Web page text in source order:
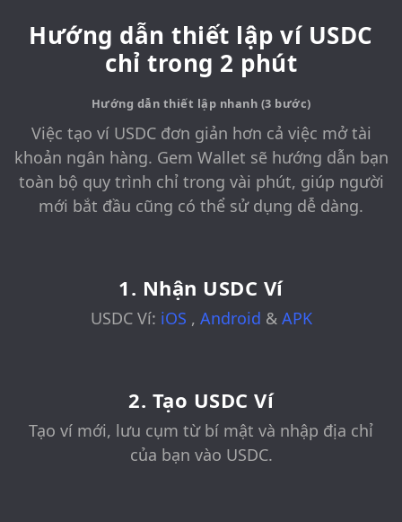
Hướng dẫn thiết lập ví USDC
chỉ trong 2 phút
Hướng dẫn thiết lập nhanh (3 bước)
Việc tạo ví USDC đơn giản hơn cả việc mở tài
khoản ngân hàng. Gem Wallet sẽ hướng dẫn bạn
toàn bộ quy trình chỉ trong vài phút, giúp người
mới bắt đầu cũng có thể sử dụng dễ dàng.
1. Nhận USDC Ví
USDC Ví: iOS , Android & APK
2. Tạo USDC Ví
Tạo ví mới, lưu cụm từ bí mật và nhập địa chỉ
của bạn vào USDC.